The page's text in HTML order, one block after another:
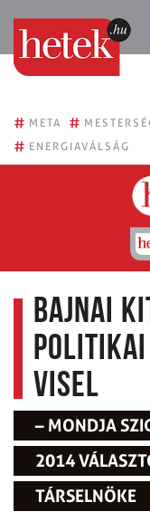
# META #
# ENERGIAVÁLSÁG
Bajnai
visel
– MONDJA
2014
TÁRSELNÖKE